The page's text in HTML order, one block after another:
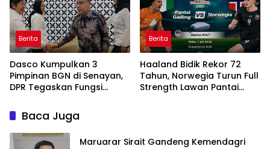
Berita
Dasco Kumpulkan 3
Pimpinan BGN di Senayan,
DPR Tegaskan Fungsi
Berita
Haaland Bidik Rekor 72
Tahun, Norwegia Turun Full
Strength Lawan Pantai
Baca Juga
Maruarar Sirait Gandeng Kemendagri